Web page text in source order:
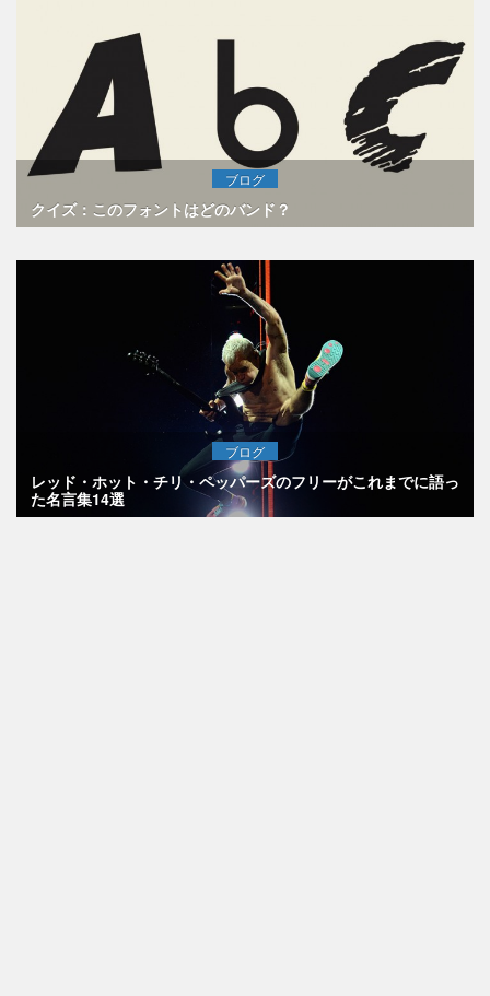
ブログ
クイズ：このフォントはどのバンド？
ブログ
レッド・ホット・チリ・ペッパーズのフリーがこれまでに語っ
た名言集14選